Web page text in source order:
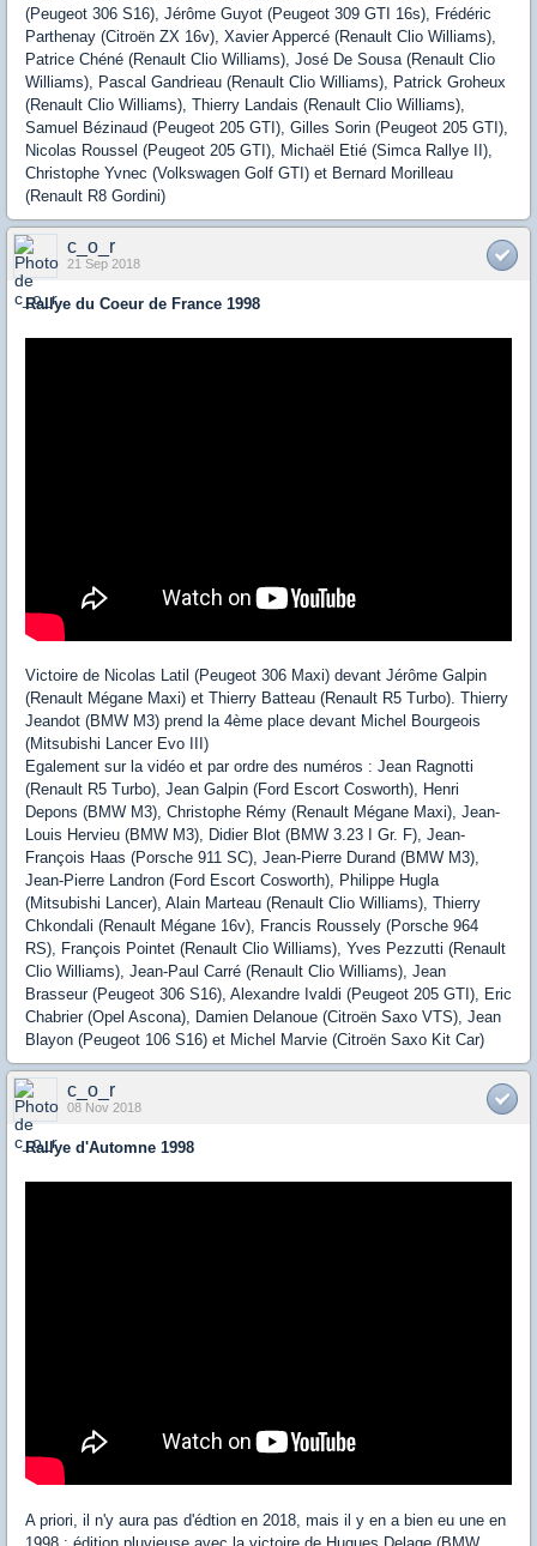
(Peugeot 306 S16), Jérôme Guyot (Peugeot 309 GTI 16s), Frédéric
Parthenay (Citroën ZX 16v), Xavier Appercé (Renault Clio Williams),
Patrice Chéné (Renault Clio Williams), José De Sousa (Renault Clio
Williams), Pascal Gandrieau (Renault Clio Williams), Patrick Groheux
(Renault Clio Williams), Thierry Landais (Renault Clio Williams),
Samuel Bézinaud (Peugeot 205 GTI), Gilles Sorin (Peugeot 205 GTI),
Nicolas Roussel (Peugeot 205 GTI), Michaël Etié (Simca Rallye II),
Christophe Yvnec (Volkswagen Golf GTI) et Bernard Morilleau
(Renault R8 Gordini)
c_o_r
21 Sep 2018
Rallye du Coeur de France 1998
Victoire de Nicolas Latil (Peugeot 306 Maxi) devant Jérôme Galpin
(Renault Mégane Maxi) et Thierry Batteau (Renault R5 Turbo). Thierry
Jeandot (BMW M3) prend la 4ème place devant Michel Bourgeois
(Mitsubishi Lancer Evo III)
Egalement sur la vidéo et par ordre des numéros : Jean Ragnotti
(Renault R5 Turbo), Jean Galpin (Ford Escort Cosworth), Henri
Depons (BMW M3), Christophe Rémy (Renault Mégane Maxi), Jean-
Louis Hervieu (BMW M3), Didier Blot (BMW 3.23 I Gr. F), Jean-
François Haas (Porsche 911 SC), Jean-Pierre Durand (BMW M3),
Jean-Pierre Landron (Ford Escort Cosworth), Philippe Hugla
(Mitsubishi Lancer), Alain Marteau (Renault Clio Williams), Thierry
Chkondali (Renault Mégane 16v), Francis Roussely (Porsche 964
RS), François Pointet (Renault Clio Williams), Yves Pezzutti (Renault
Clio Williams), Jean-Paul Carré (Renault Clio Williams), Jean
Brasseur (Peugeot 306 S16), Alexandre Ivaldi (Peugeot 205 GTI), Eric
Chabrier (Opel Ascona), Damien Delanoue (Citroën Saxo VTS), Jean
Blayon (Peugeot 106 S16) et Michel Marvie (Citroën Saxo Kit Car)
c_o_r
08 Nov 2018
Rallye d'Automne 1998
A priori, il n'y aura pas d'édtion en 2018, mais il y en a bien eu une en